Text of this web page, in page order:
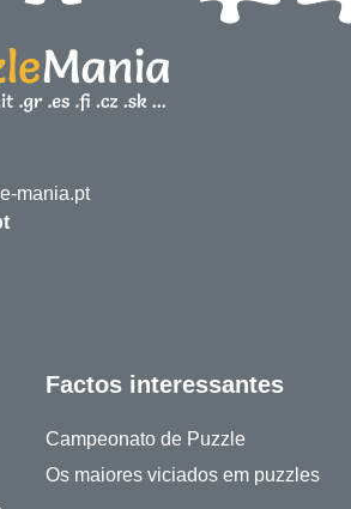
mania.pt
Factos interessantes
Campeonato de Puzzle
Os maiores viciados em puzzles